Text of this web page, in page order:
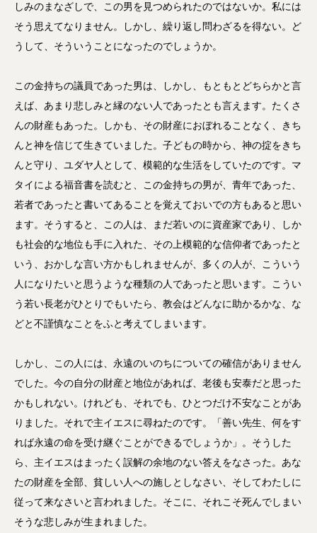
しみのまなざしで、この男を見つめられたのではないか。私には
そう思えてなりません。しかし、繰り返し問わざるを得ない。ど
うして、そういうことになったのでしょうか。
この金持ちの議員であった男は、しかし、もともとどちらかと言
えば、あまり悲しみと縁のない人であったとも言えます。たくさ
んの財産もあった。しかも、その財産におぼれることなく、きち
んと神を信じて生きていました。子どもの時から、神の掟をきち
んと守り、ユダヤ人として、模範的な生活をしていたのです。マ
タイによる福音書を読むと、この金持ちの男が、青年であった、
若者であったと書いてあることを覚えておいでの方もあると思い
ます。そうすると、この人は、まだ若いのに資産家であり、しか
も社会的な地位も手に入れた、その上模範的な信仰者であったと
いう、おかしな言い方かもしれませんが、多くの人が、こういう
人になりたいと思うような種類の人であったと思います。こうい
う若い長老がひとりでもいたら、教会はどんなに助かるかな、な
どと不謹慎なことをふと考えてしまいます。
しかし、この人には、永遠のいのちについての確信がありません
でした。今の自分の財産と地位があれば、老後も安泰だと思った
かもしれない。けれども、それでも、ひとつだけ不安なことがあ
りました。それで主イエスに尋ねたのです。「善い先生、何をす
れば永遠の命を受け継ぐことができるでしょうか」。そうした
ら、主イエスはまったく誤解の余地のない答えをなさった。あな
たの財産を全部、貧しい人への施しとしなさい、そしてわたしに
従って来なさいと言われました。そこに、それこそ死んでしまい
そうな悲しみが生まれました。